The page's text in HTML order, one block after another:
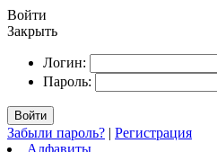
Войти
Закрыть
Логин:
Пароль:
Войти
Забыли пароль? | Регистрация
Алфавиты